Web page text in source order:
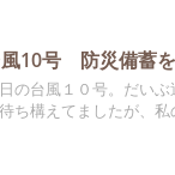
10号 防災備蓄
の台風１０号。だい
ち構えてましたが、私